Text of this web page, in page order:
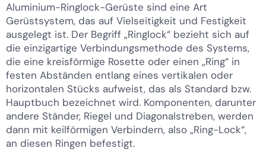
Aluminium-Ringlock-Gerüste sind eine Art
Gerüstsystem, das auf Vielseitigkeit und Festigkeit
ausgelegt ist. Der Begriff „Ringlock“ bezieht sich auf
die einzigartige Verbindungsmethode des Systems,
die eine kreisförmige Rosette oder einen „Ring“ in
festen Abständen entlang eines vertikalen oder
horizontalen Stücks aufweist, das als Standard bzw.
Hauptbuch bezeichnet wird. Komponenten, darunter
andere Ständer, Riegel und Diagonalstreben, werden
dann mit keilförmigen Verbindern, also „Ring-Lock“,
an diesen Ringen befestigt.